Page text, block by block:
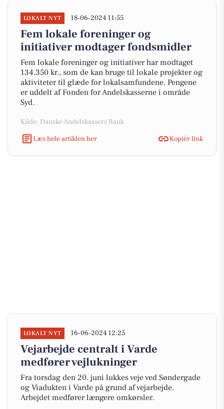
LOKALT NYT 18-06-2024 11:55
Fem lokale foreninger og
initiativer modtager fondsmidler
Fem lokale foreninger og initiativer har modtaget
134.350 kr., som de kan bruge til lokale projekter og
aktiviteter til glæde for lokalsamfundene. Pengene
er uddelt af Fonden for Andelskasserne i område
Syd.
Kilde: Danske Andelskassers Bank
Læs hele artiklen her
Kopiér link
LOKALT NYT 16-06-2024 12:25
Vejarbejde centralt i Varde
medfører vejlukninger
Fra torsdag den 20. juni lukkes veje ved Søndergade
og Viadukten i Varde på grund af vejarbejde.
Arbejdet medfører længere omkørsler.